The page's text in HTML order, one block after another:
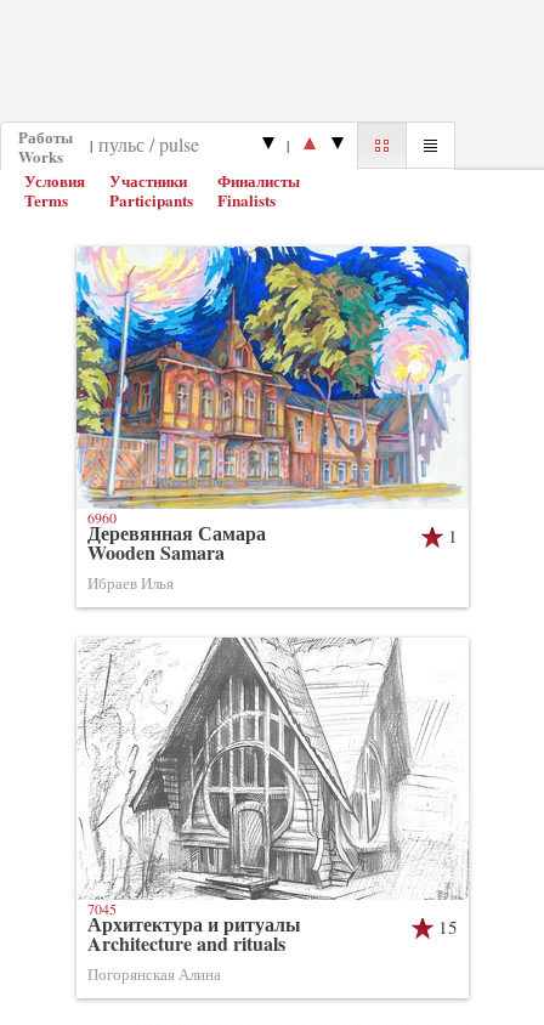
Работы
Works
| |
Условия
Terms
Участники
Participants
Финалисты
Finalists
1
Деревянная Самара
Wooden Samara
Ибраев Илья
6960
15
Архитектура и ритуалы
Architecture and rituals
Погорянская Алина
7045